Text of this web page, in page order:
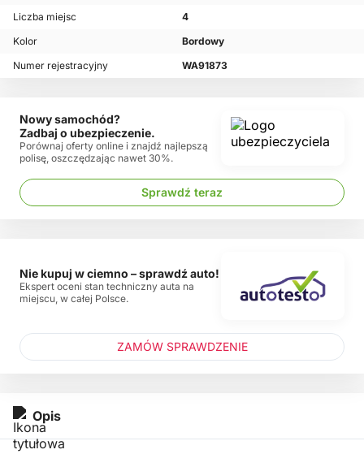
Liczba miejsc
4
Kolor
Bordowy
Numer rejestracyjny
WA91873
Opis
Nowy samochód?
Zadbaj o ubezpieczenie.
Porównaj oferty online i znajdź najlepszą
polisę, oszczędzając nawet 30%.
Sprawdź teraz
Nie kupuj w ciemno – sprawdź auto!
Ekspert oceni stan techniczny auta na
miejscu, w całej Polsce.
ZAMÓW SPRAWDZENIE